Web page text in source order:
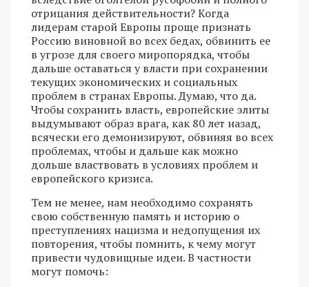
отрицания действительности? Когда
лидерам старой Европы проще признать
Россию виновной во всех бедах, обвинить ее
в угрозе для своего миропорядка, чтобы
дальше оставаться у власти при сохранении
текущих экономических и социальных
проблем в странах Европы. Думаю, что да.
Чтобы сохранить власть, европейские элиты
выдумывают образ врага, как 80 лет назад,
всячески его демонизируют, обвиняя во всех
проблемах, чтобы и дальше как можно
дольше властвовать в условиях проблем и
европейского кризиса.
Тем не менее, нам необходимо сохранять
свою собственную память и историю о
преступлениях нацизма и недопущения их
повторения, чтобы помнить, к чему могут
привести чудовищные идеи. В частности
могут помочь: